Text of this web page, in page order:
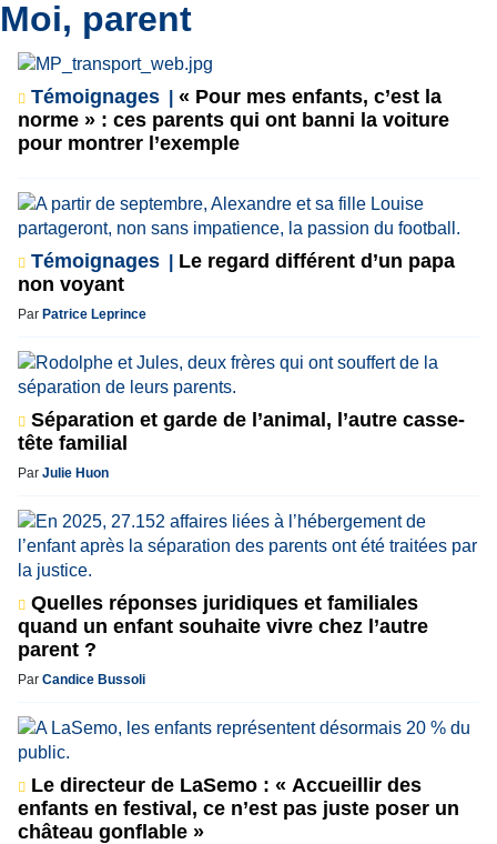
Moi, parent
Témoignages
« Pour mes enfants, c’est la
norme » : ces parents qui ont banni la voiture
pour montrer l’exemple
Témoignages
Le regard différent d’un papa
non voyant
Par Patrice Leprince
Séparation et garde de l’animal, l’autre casse-
tête familial
Par Julie Huon
Quelles réponses juridiques et familiales
quand un enfant souhaite vivre chez l’autre
parent ?
Par Candice Bussoli
Le directeur de LaSemo : « Accueillir des
enfants en festival, ce n’est pas juste poser un
château gonflable »